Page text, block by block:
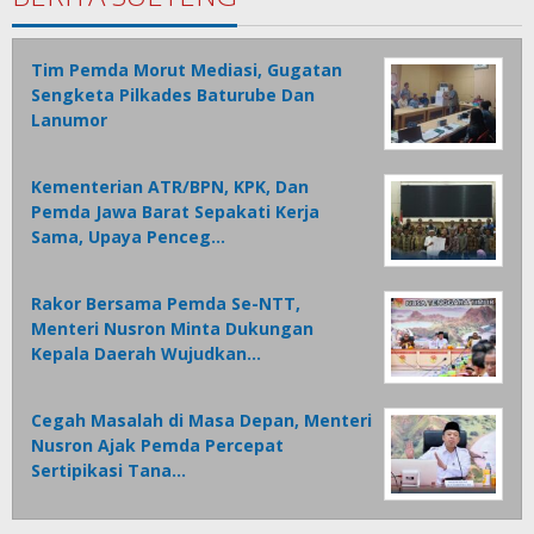
Tim Pemda Morut Mediasi, Gugatan
Sengketa Pilkades Baturube Dan
Lanumor
Kementerian ATR/BPN, KPK, Dan
Pemda Jawa Barat Sepakati Kerja
Sama, Upaya Penceg…
Rakor Bersama Pemda Se-NTT,
Menteri Nusron Minta Dukungan
Kepala Daerah Wujudkan…
Cegah Masalah di Masa Depan, Menteri
Nusron Ajak Pemda Percepat
Sertipikasi Tana…